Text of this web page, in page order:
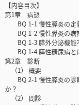
【内容目次】
第1章 病態
BQ 1-1 慢性膵炎の定
BQ 1-2 慢性膵炎の病
BQ 1-3 膵外分泌機能
BQ 1-4 膵性糖尿病と
第2章 診断
（1） 概要
BQ 2-1 慢性膵炎の診
か？
（2） 問診